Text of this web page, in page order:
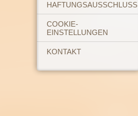
HAFTUNGSAUSSCHLUSS
COOKIE-
EINSTELLUNGEN
KONTAKT